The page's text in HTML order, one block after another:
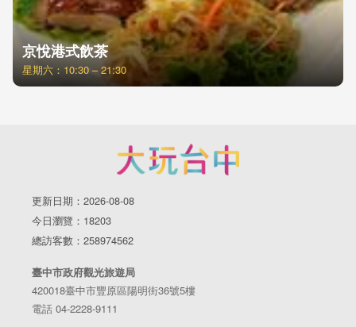
京悅港式飲茶
星期六：10:30 – 21:30
更新日期：2026-08-08
今日瀏覽：18203
總訪客數：258974562
臺中市政府觀光旅遊局
420018臺中市豐原區陽明街36號5樓
電話 04-2228-9111